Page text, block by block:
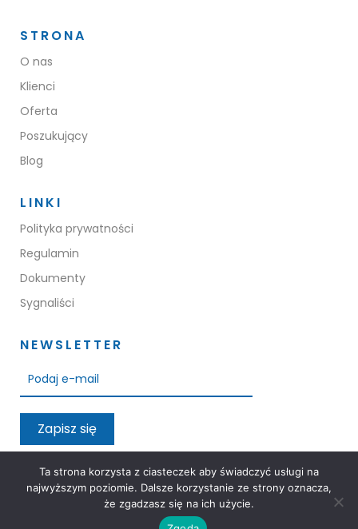
STRONA
O nas
Klienci
Oferta
Poszukujący
Blog
LINKI
Polityka prywatności
Regulamin
Dokumenty
Sygnaliści
NEWSLETTER
Zapisz się
Ta strona korzysta z ciasteczek aby świadczyć usługi na
najwyższym poziomie. Dalsze korzystanie ze strony oznacza,
że zgadzasz się na ich użycie.